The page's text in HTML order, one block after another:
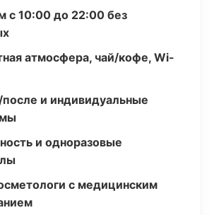
с 10:00 до 22:00 без
атмосфера, чай/кофе, Wi-
и индивидуальные
и одноразовые
с медицинским